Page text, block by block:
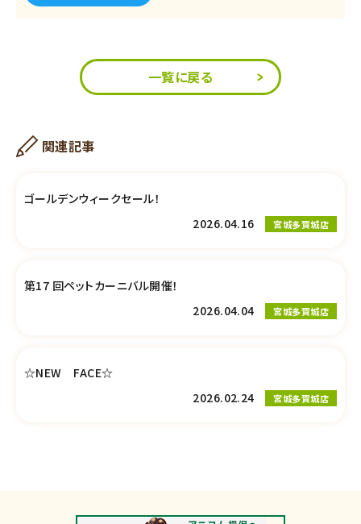
一覧に戻る
関連記事
ゴールデンウィークセール！
2026.04.16
宮城多賀城店
第17 回ペットカーニバル開催！
2026.04.04
宮城多賀城店
☆NEW FACE☆
2026.02.24
宮城多賀城店